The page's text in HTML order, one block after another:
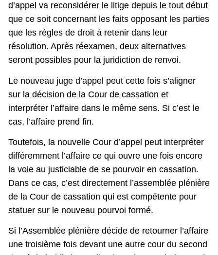
d’appel va reconsidérer le litige depuis le tout début
que ce soit concernant les faits opposant les parties
que les règles de droit à retenir dans leur
résolution. Après réexamen, deux alternatives
seront possibles pour la juridiction de renvoi.
Le nouveau juge d’appel peut cette fois s’aligner
sur la décision de la Cour de cassation et
interpréter l’affaire dans le même sens. Si c’est le
cas, l’affaire prend fin.
Toutefois, la nouvelle Cour d’appel peut interpréter
différemment l’affaire ce qui ouvre une fois encore
la voie au justiciable de se pourvoir en cassation.
Dans ce cas, c’est directement l’assemblée plénière
de la Cour de cassation qui est compétente pour
statuer sur le nouveau pourvoi formé.
Si l’Assemblée plénière décide de retourner l’affaire
une troisième fois devant une autre cour du second